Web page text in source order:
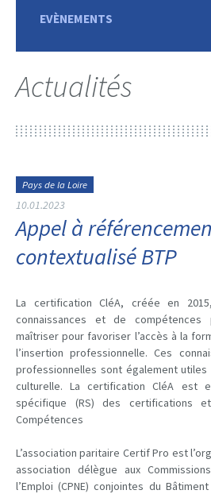
EVÈNEMENTS
Actualités
Pays de la Loire
10.01.2023
Appel à
contextualisé BTP
La certification CléA, créée en
connaissances et de compétences
maîtriser pour favoriser l’accès à la
l’insertion professionnelle. Ces
professionnelles sont également
culturelle. La certification CléA est
spécifique (RS) des certifications
Compétences
L’association paritaire Certif Pro est
association délègue aux
l’Emploi (CPNE) conjointes du